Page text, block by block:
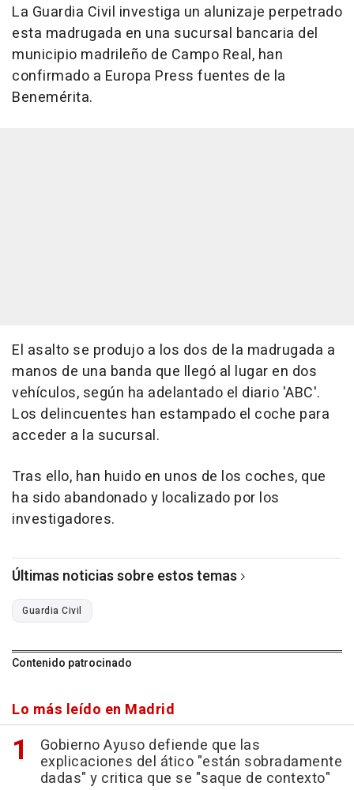
La Guardia Civil investiga un alunizaje perpetrado
esta madrugada en una sucursal bancaria del
municipio madrileño de Campo Real, han
confirmado a Europa Press fuentes de la
Benemérita.
El asalto se produjo a los dos de la madrugada a
manos de una banda que llegó al lugar en dos
vehículos, según ha adelantado el diario 'ABC'.
Los delincuentes han estampado el coche para
acceder a la sucursal.
Tras ello, han huido en unos de los coches, que
ha sido abandonado y localizado por los
investigadores.
Últimas noticias sobre estos temas
Guardia Civil
Contenido patrocinado
Lo más leído en Madrid
Gobierno Ayuso defiende que las
explicaciones del ático "están sobradamente
dadas" y critica que se "saque de contexto"